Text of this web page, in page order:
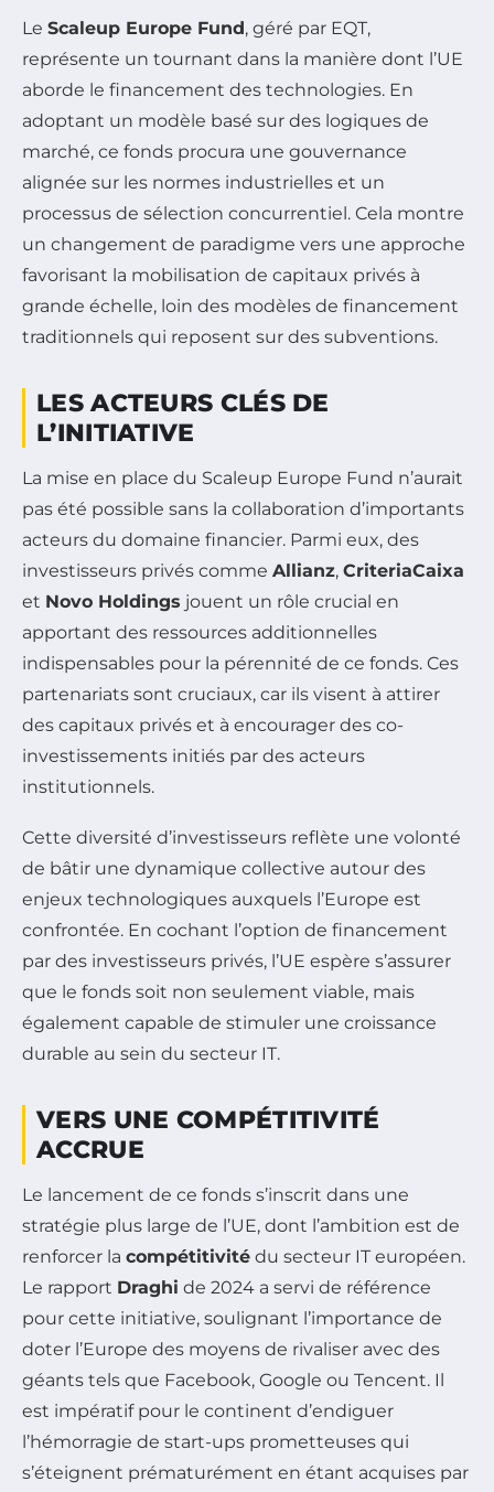
Le Scaleup Europe Fund, géré par EQT,
représente un tournant dans la manière dont l’UE
aborde le financement des technologies. En
adoptant un modèle basé sur des logiques de
marché, ce fonds procura une gouvernance
alignée sur les normes industrielles et un
processus de sélection concurrentiel. Cela montre
un changement de paradigme vers une approche
favorisant la mobilisation de capitaux privés à
grande échelle, loin des modèles de financement
traditionnels qui reposent sur des subventions.
LES ACTEURS CLÉS DE
L’INITIATIVE
La mise en place du Scaleup Europe Fund n’aurait
pas été possible sans la collaboration d’importants
acteurs du domaine financier. Parmi eux, des
investisseurs privés comme Allianz, CriteriaCaixa
et Novo Holdings jouent un rôle crucial en
apportant des ressources additionnelles
indispensables pour la pérennité de ce fonds. Ces
partenariats sont cruciaux, car ils visent à attirer
des capitaux privés et à encourager des co-
investissements initiés par des acteurs
institutionnels.
Cette diversité d’investisseurs reflète une volonté
de bâtir une dynamique collective autour des
enjeux technologiques auxquels l’Europe est
confrontée. En cochant l’option de financement
par des investisseurs privés, l’UE espère s’assurer
que le fonds soit non seulement viable, mais
également capable de stimuler une croissance
durable au sein du secteur IT.
VERS UNE COMPÉTITIVITÉ
ACCRUE
Le lancement de ce fonds s’inscrit dans une
stratégie plus large de l’UE, dont l’ambition est de
renforcer la compétitivité du secteur IT européen.
Le rapport Draghi de 2024 a servi de référence
pour cette initiative, soulignant l’importance de
doter l’Europe des moyens de rivaliser avec des
géants tels que Facebook, Google ou Tencent. Il
est impératif pour le continent d’endiguer
l’hémorragie de start-ups prometteuses qui
s’éteignent prématurément en étant acquises par